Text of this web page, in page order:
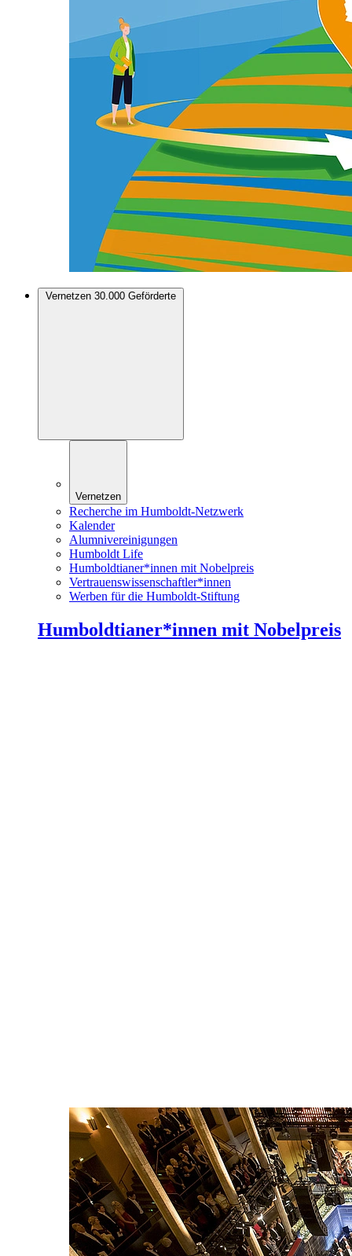
Vernetzen 30.000 Geförderte
Vernetzen
Recherche im Humboldt-Netzwerk
Kalender
Alumnivereinigungen
Humboldt Life
Humboldtianer*innen mit Nobelpreis
Vertrauenswissenschaftler*innen
Werben für die Humboldt-Stiftung
Humboldtianer*innen mit Nobelpreis